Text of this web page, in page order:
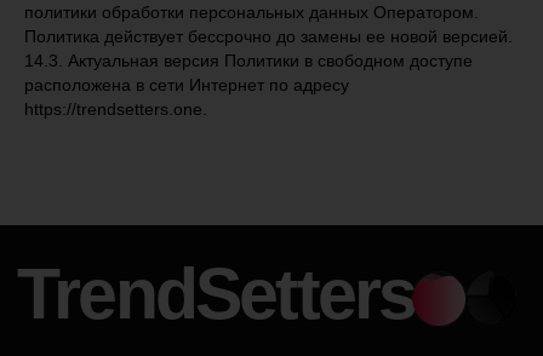
политики обработки персональных данных Оператором.
Политика действует бессрочно до замены ее новой версией.
14.3. Актуальная версия Политики в свободном доступе
расположена в сети Интернет по адресу
https://trendsetters.one.